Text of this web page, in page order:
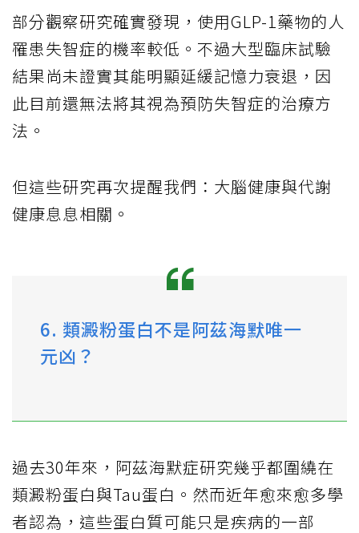
部分觀察研究確實發現，使用GLP-1藥物的人
罹患失智症的機率較低。不過大型臨床試驗
結果尚未證實其能明顯延緩記憶力衰退，因
此目前還無法將其視為預防失智症的治療方
法。
但這些研究再次提醒我們：大腦健康與代謝
健康息息相關。
6. 類澱粉蛋白不是阿茲海默唯一
元凶？
過去30年來，阿茲海默症研究幾乎都圍繞在
類澱粉蛋白與Tau蛋白。然而近年愈來愈多學
者認為，這些蛋白質可能只是疾病的一部